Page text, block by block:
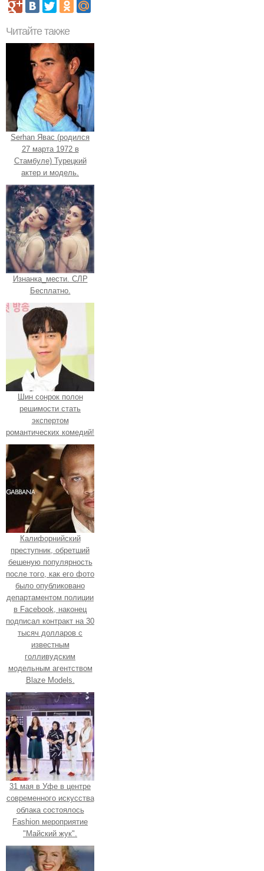
Читайте также
Serhan Явас (родился
27 марта 1972 в
Стамбуле) Турецкий
актер и модель.
Изнанка_мести. СЛР
Бесплатно.
Шин сонрок полон
решимости стать
экспертом
романтических комедий!
Калифорнийский
преступник, обретший
бешеную популярность
после того, как его фото
было опубликовано
департаментом полиции
в Facebook, наконец
подписал контракт на 30
тысяч долларов с
известным
голливудским
модельным агентством
Blaze Models.
31 мая в Уфе в центре
современного искусства
облака состоялось
Fashion мероприятие
"Майский жук".